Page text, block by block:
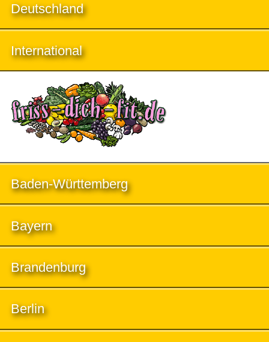
Deutschland
International
Baden-Württemberg
Bayern
Brandenburg
Berlin